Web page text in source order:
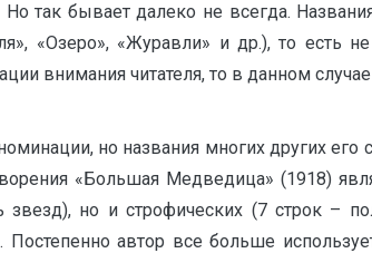
так бывает далеко не всегда.
«Озеро», «Журавли» и др.), то есть
внимания читателя, то в данном
но названия многих других его
«Большая Медведица» (1918)
но и строфических (7 строк –
автор все больше